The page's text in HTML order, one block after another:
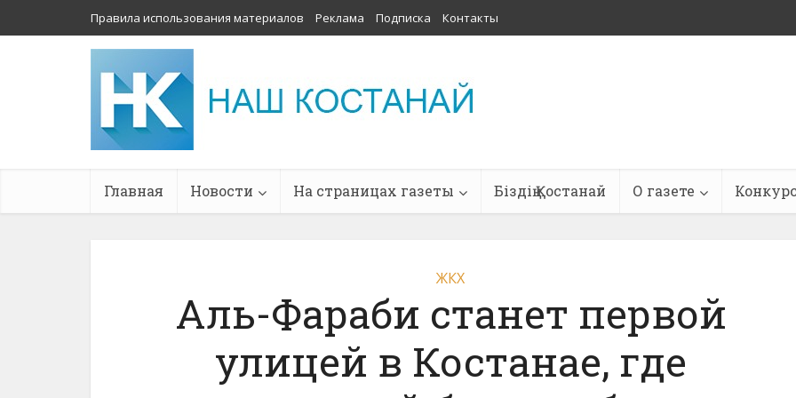
Правила использования материалов Реклама Подписка Контакты
Главная Новости На страницах газеты Біздің Қостанай О газете
ЖКХ
Аль-Фараби станет первой
улицей в Костанае, где